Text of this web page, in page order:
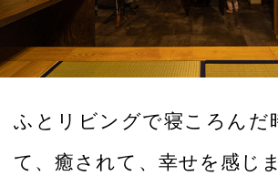
ふとリビングで寝ころんだ
て、癒されて、幸せを感じま